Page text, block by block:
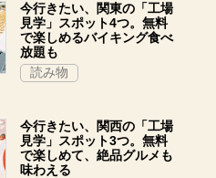
今行きたい、関東の「工場
見学」スポット4つ。無料
で楽しめるバイキング食べ
放題も
読み物
今行きたい、関西の「工場
見学」スポット3つ。無料
で楽しめて、絶品グルメも
味わえる